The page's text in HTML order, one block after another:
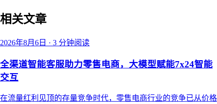
相关文章
2026年8月6日 · 3 分钟阅读
全渠道智能客服助力零售电商，大模型赋能7x24智能
交互
在流量红利见顶的存量竞争时代，零售电商行业的竞争已从价格